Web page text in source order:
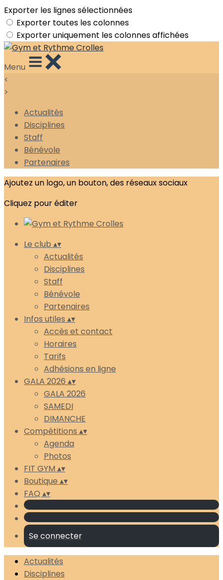
Exporter les lignes sélectionnées
Exporter toutes les colonnes
Exporter uniquement les colonnes affichées
Menu
<
>
Actualités
Disciplines
Staff
Bénévole
Partenaires
Ajoutez un logo, un bouton, des réseaux sociaux
Cliquez pour éditer
Le club ▴▾
Actualités
Disciplines
Staff
Bénévole
Partenaires
Infos utiles ▴▾
Accès et contact
Horaires
Tarifs
Adhésions en ligne
GALA 2026 ▴▾
GALA 2026
SAMEDI
DIMANCHE
Compétitions ▴▾
Agenda
Photos
FIT GYM ▴▾
Boutique ▴▾
FAQ ▴▾
Se connecter
Actualités
Disciplines